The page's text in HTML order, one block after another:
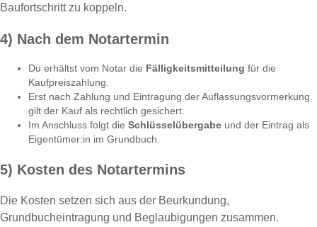
Baufortschritt zu koppeln.
4) Nach dem Notartermin
Du erhältst vom Notar die Fälligkeitsmitteilung für die
Kaufpreiszahlung.
Erst nach Zahlung und Eintragung der Auflassungsvormerkung
gilt der Kauf als rechtlich gesichert.
Im Anschluss folgt die Schlüsselübergabe und der Eintrag als
Eigentümer:in im Grundbuch.
5) Kosten des Notartermins
Die Kosten setzen sich aus der Beurkundung,
Grundbucheintragung und Beglaubigungen zusammen.